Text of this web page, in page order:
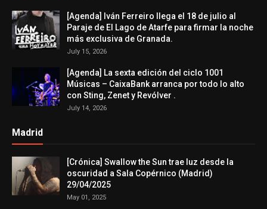
[Agenda] Iván Ferreiro llega el 18 de julio al
Paraje de El Lago de Atarfe para firmar la noche
más exclusiva de Granada.
July 15, 2026
[Agenda] La sexta edición del ciclo 1001
Músicas – CaixaBank arranca por todo lo alto
con Sting, Zenet y Revólver .
July 14, 2026
Madrid
[Crónica] Swallow the Sun trae luz desde la
oscuridad a Sala Copérnico (Madrid)
29/04/2025
May 01, 2025